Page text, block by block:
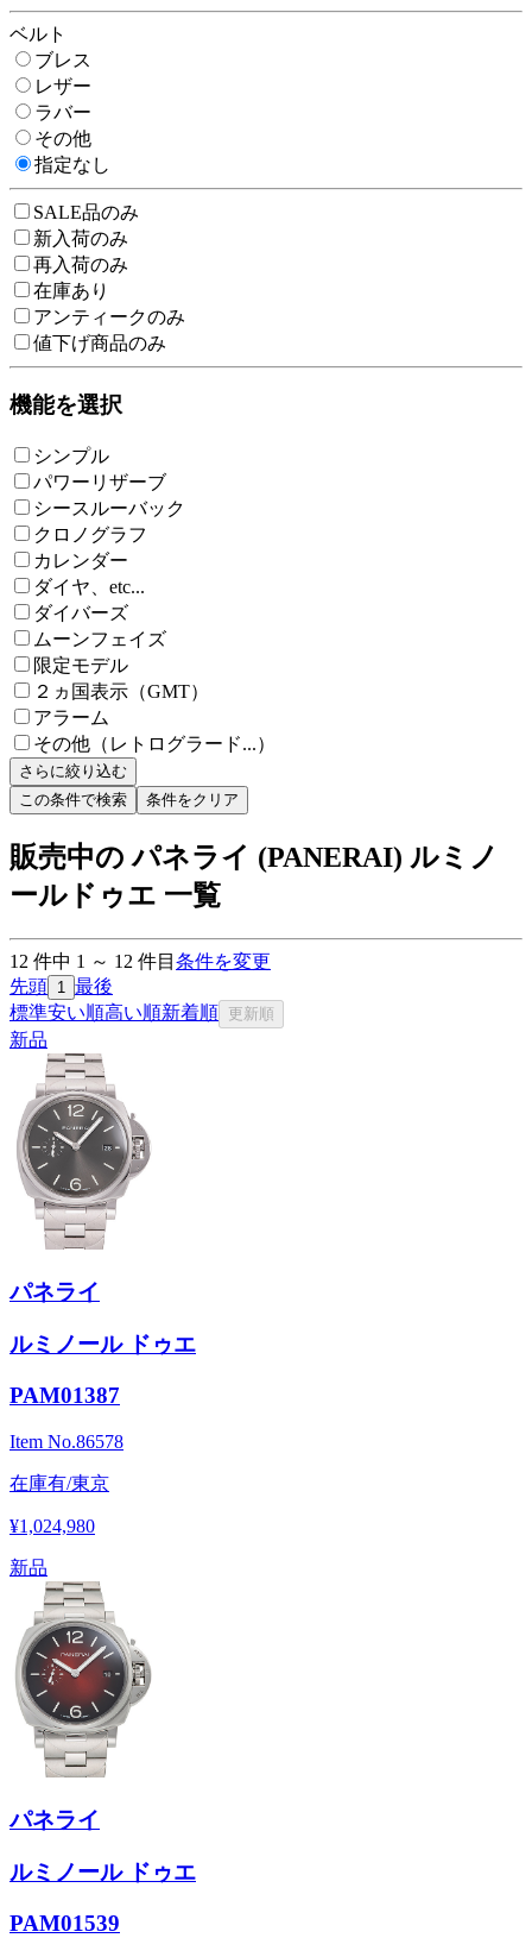
ベルト
ブレス
レザー
ラバー
その他
指定なし
SALE品のみ
新入荷のみ
再入荷のみ
在庫あり
アンティークのみ
値下げ商品のみ
機能を選択
シンプル
パワーリザーブ
シースルーバック
クロノグラフ
カレンダー
ダイヤ、etc...
ダイバーズ
ムーンフェイズ
限定モデル
２ヵ国表示（GMT）
アラーム
その他（レトログラード...）
さらに絞り込む
この条件で検索
条件をクリア
販売中の パネライ (PANERAI) ルミノ
ールドゥエ 一覧
12 件中 1 ～ 12 件目 条件を変更
先頭 1
最後
標準安い順高い順新着順 更新順
新品
パネライ
ルミノール ドゥエ
PAM01387
Item No.86578
在庫有/東京
¥1,024,980
新品
パネライ
ルミノール ドゥエ
PAM01539